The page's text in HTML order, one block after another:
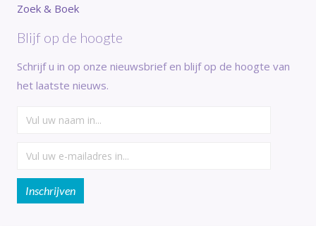
Zoek & Boek
Blijf op de hoogte
Schrijf u in op onze nieuwsbrief en blijf op de hoogte van
het laatste nieuws.